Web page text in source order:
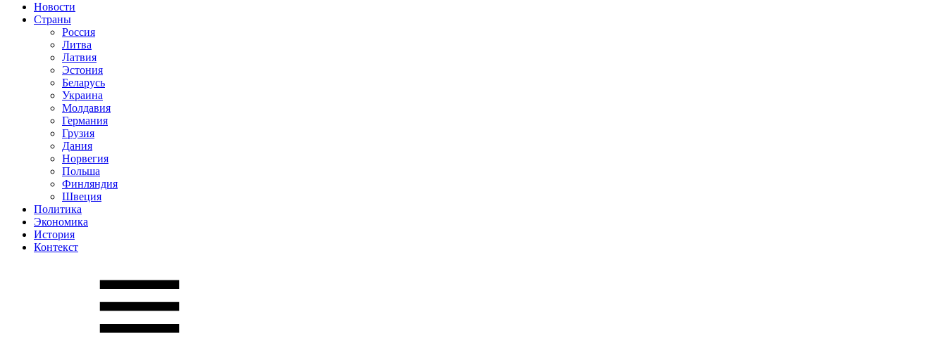
Новости
Страны
Россия
Литва
Латвия
Эстония
Беларусь
Украина
Молдавия
Германия
Грузия
Дания
Норвегия
Польша
Финляндия
Швеция
Политика
Экономика
История
Контекст